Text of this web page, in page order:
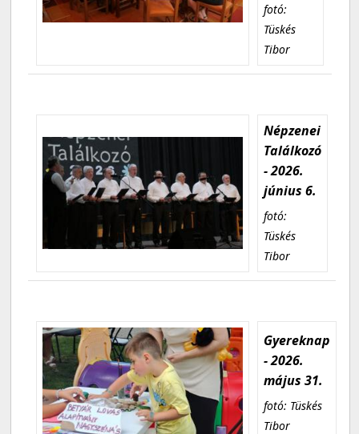
fotó:
Tüskés
Tibor
Népzenei
Találkozó
- 2026.
június 6.
fotó:
Tüskés
Tibor
Gyereknap
- 2026.
május 31.
fotó: Tüskés
Tibor